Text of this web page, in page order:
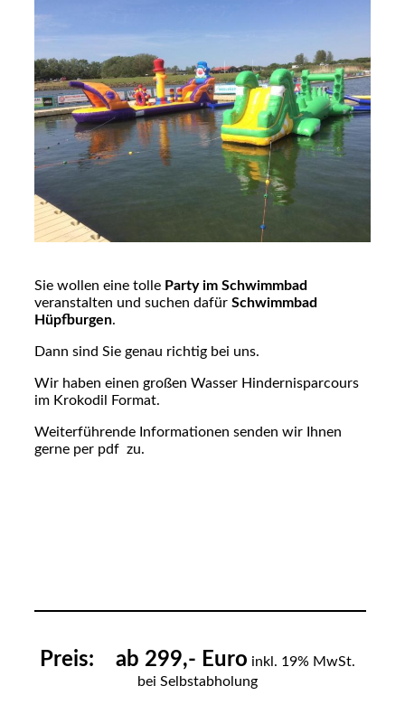
Sie wollen eine tolle Party im Schwimmbad
veranstalten und suchen dafür Schwimmbad
Hüpfburgen.
Dann sind Sie genau richtig bei uns.
Wir haben einen großen Wasser Hindernisparcours
im Krokodil Format.
Weiterführende Informationen senden wir Ihnen
gerne per pdf zu.
Preis: ab 299,- Euro inkl. 19% MwSt.
bei Selbstabholung